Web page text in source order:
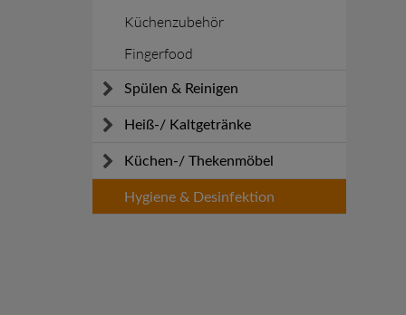
Küchenzubehör
Fingerfood
Spülen & Reinigen
Spülmaschinen
Reinigen
Sicherheit
Heiß-/ Kaltgetränke
Kaffeemaschinen
Schankanlagen
Küchen-/ Thekenmöbel
KOOLKITpremium
Hygiene & Desinfektion